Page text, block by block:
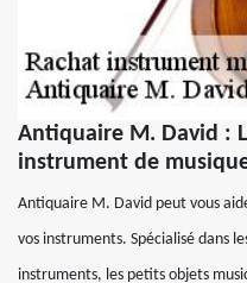
Antiquaire M. David :
instrument de
Antiquaire M. David peut vous
vos instruments. Spécialisé dans
instruments, les petits objets